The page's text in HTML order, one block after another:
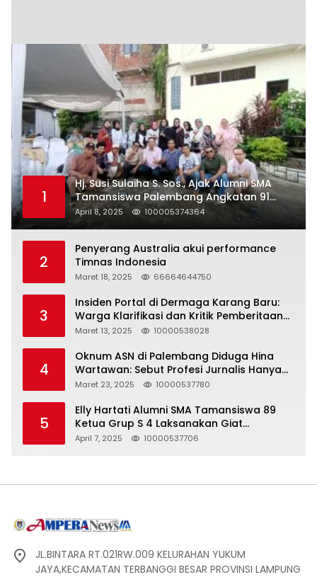
1
Hj. Susi Sulaiha S. Sos., Ajak Alumni SMA
Tamansiswa Palembang Angkatan 91
Halal Bihalal
April 8, 2025 100005374364
2
Penyerang Australia akui performance
Timnas Indonesia
Maret 18, 2025 66664644750
3
Insiden Portal di Dermaga Karang Baru:
Warga Klarifikasi dan Kritik Pemberitaan
yang Tidak Akurat
Maret 13, 2025 10000538028
4
Oknum ASN di Palembang Diduga Hina
Wartawan: Sebut Profesi Jurnalis Hanya
Seharga 2 Liter Bensin, Berujung Dugaan
Maret 23, 2025 10000537780
5
Elly Hartati Alumni SMA Tamansiswa 89
Ketua Grup S 4 Laksanakan Giat
Silaturahmi
April 7, 2025 10000537706
JL.BINTARA RT.021RW.009 KELURAHAN YUKUM
JAYA,KECAMATAN TERBANGGI BESAR PROVINSI LAMPUNG